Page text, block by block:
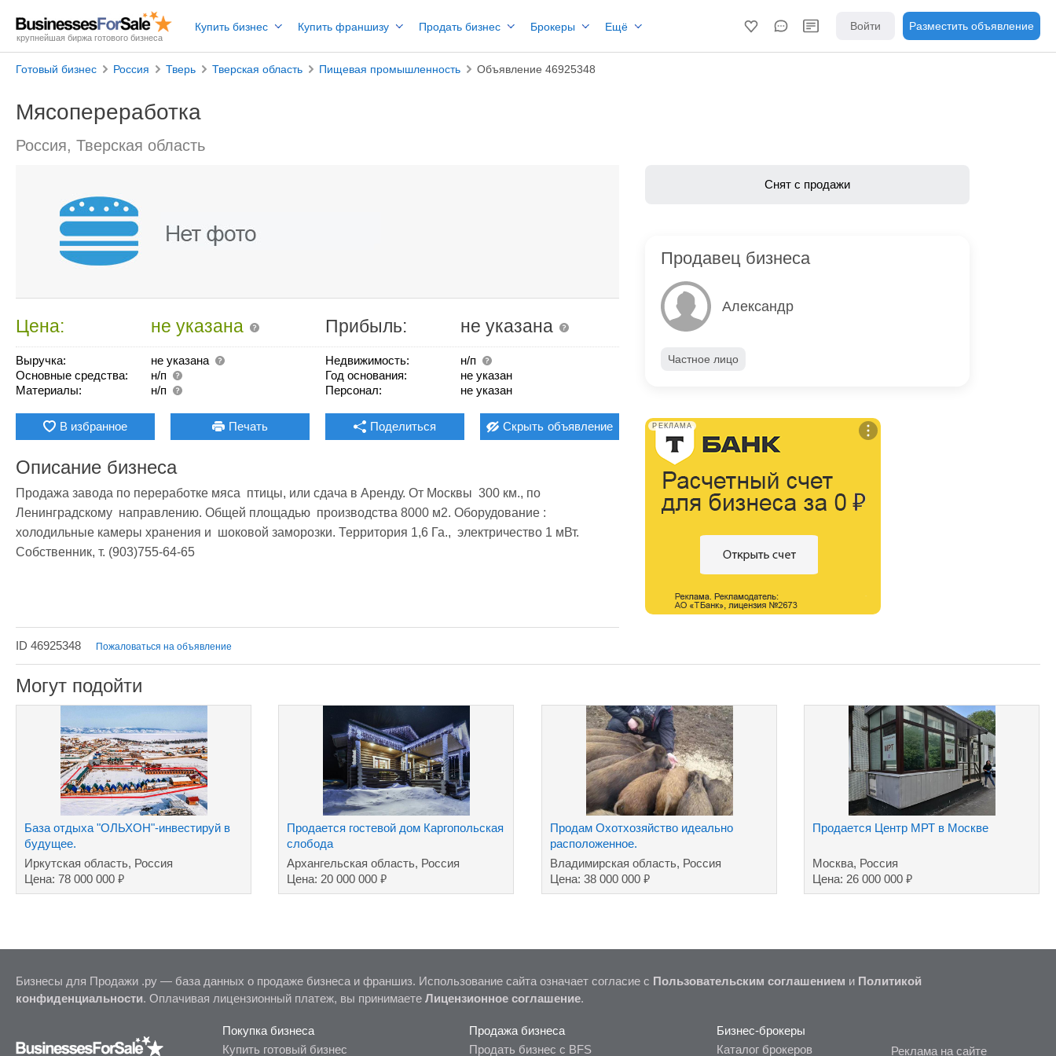
крупнейшая биржа готового бизнеса
Купить бизнес Купить франшизу Продать бизнес Брокеры Ещё Войти Разместить объявление
Готовый бизнес Россия Тверь Тверская область Пищевая промышленность Объявление 46925348
Мясопереработка
Россия, Тверская область
Цена: не указана Прибыль: не указана
Выручка:
не указана
Основные средства:
н/п
Материалы:
н/п
Недвижимость:
н/п
Год основания:
не указан
Персонал:
не указан
В избранное Печать Поделиться Скрыть объявление
Описание бизнеса
Продажа завода по переработке мяса  птицы, или сдача в Аренду. От Москвы  300 км., по
Ленинградскому  направлению. Общей площадью  производства 8000 м2. Оборудование :
холодильные камеры хранения и  шоковой заморозки. Территория 1,6 Га.,  электричество 1 мВт.
Собственник, т. (903)755-64-65
Снят с продажи
Продавец бизнеса
Александр
Частное лицо
РЕКЛАМА
ID 46925348 Пожаловаться на объявление
Могут подойти
База отдыха "ОЛЬХОН"-инвестируй в
будущее.
Иркутская область, Россия
Цена: 78 000 000 ₽
Продается гостевой дом Каргопольская
слобода
Архангельская область, Россия
Цена: 20 000 000₽
Продам Охотхозяйство идеально
расположенное.
Владимирская область, Россия
Цена: 38 000 000 ₽
Продается Центр МРТ в Москве
Москва, Россия
Цена: 26 000 000₽
Бизнесы для Продажи .ру — база данных о продаже бизнеса и франшиз. Использование сайта означает согласие с Пользовательским соглашением и Политикой
конфиденциальности. Оплачивая лицензионный платеж, вы принимаете Лицензионное соглашение.
Покупка бизнеса
Купить готовый бизнес
Продажа бизнеса
Продать бизнес с BFS
Бизнес-брокеры
Каталог брокеров
Реклама на сайте